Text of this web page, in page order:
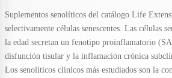
Suplementos senolíticos del catálogo Life
selectivamente células senescentes. Las células
la edad secretan un fenotipo proinflamatorio
disfunción tisular y la inflamación crónica
Los senolíticos clínicos más estudiados son la